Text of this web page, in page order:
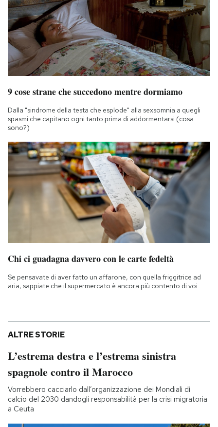
9 cose strane che succedono mentre dormiamo
Dalla "sindrome della testa che esplode" alla sexsomnia a quegli
spasmi che capitano ogni tanto prima di addormentarsi (cosa
sono?)
Chi ci guadagna davvero con le carte fedeltà
Se pensavate di aver fatto un affarone, con quella friggitrice ad
aria, sappiate che il supermercato è ancora più contento di voi
ALTRE STORIE
L’estrema destra e l’estrema sinistra
spagnole contro il Marocco
Vorrebbero cacciarlo dall’organizzazione dei Mondiali di
calcio del 2030 dandogli responsabilità per la crisi migratoria
a Ceuta